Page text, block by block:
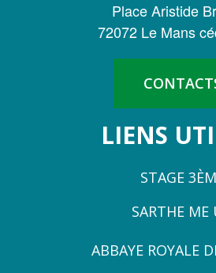
SARTHE
Place Aristide
72072 Le Mans
LIENS
STAGE
SARTHE ME
ZONEABBAYE ROYALE